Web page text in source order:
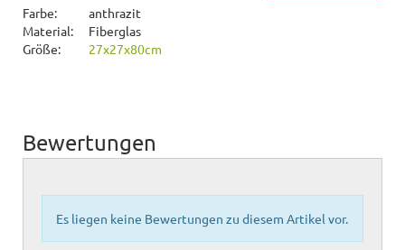
Farbe:
anthrazit
Material:
Fiberglas
Größe:
27x27x80cm
Bewertungen
Es liegen keine Bewertungen zu diesem Artikel vor.